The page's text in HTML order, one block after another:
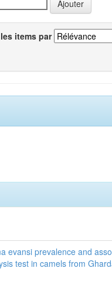
items par
evansi prevalence and
test in camels from